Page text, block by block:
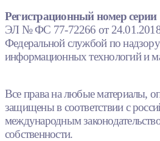
Регистрационный номер серии
ЭЛ № ФС 77-72266 от 24.01.2018.
Федеральной службой по надзору
информационных технологий и
Все права на любые материалы,
защищены в соответствии с
международным
собственности.